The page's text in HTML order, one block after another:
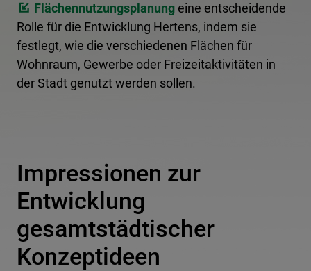
Flächennutzungsplanung eine entscheidende
Rolle für die Entwicklung Hertens, indem sie
festlegt, wie die verschiedenen Flächen für
Wohnraum, Gewerbe oder Freizeitaktivitäten in
der Stadt genutzt werden sollen.
Impressionen zur
Entwicklung
gesamtstädtischer
Konzeptideen